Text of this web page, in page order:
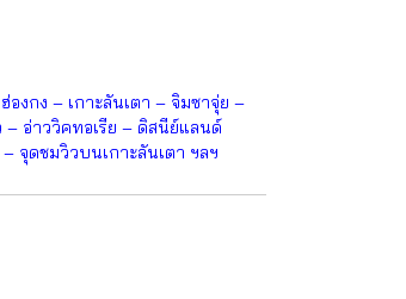
งกง – เกาะลันเตา – จิมซาจุ่ย –
อ่าววิคทอเรีย – ดิสนีย์แลนด์
จุดชมวิวบนเกาะลันเตา ฯลฯ